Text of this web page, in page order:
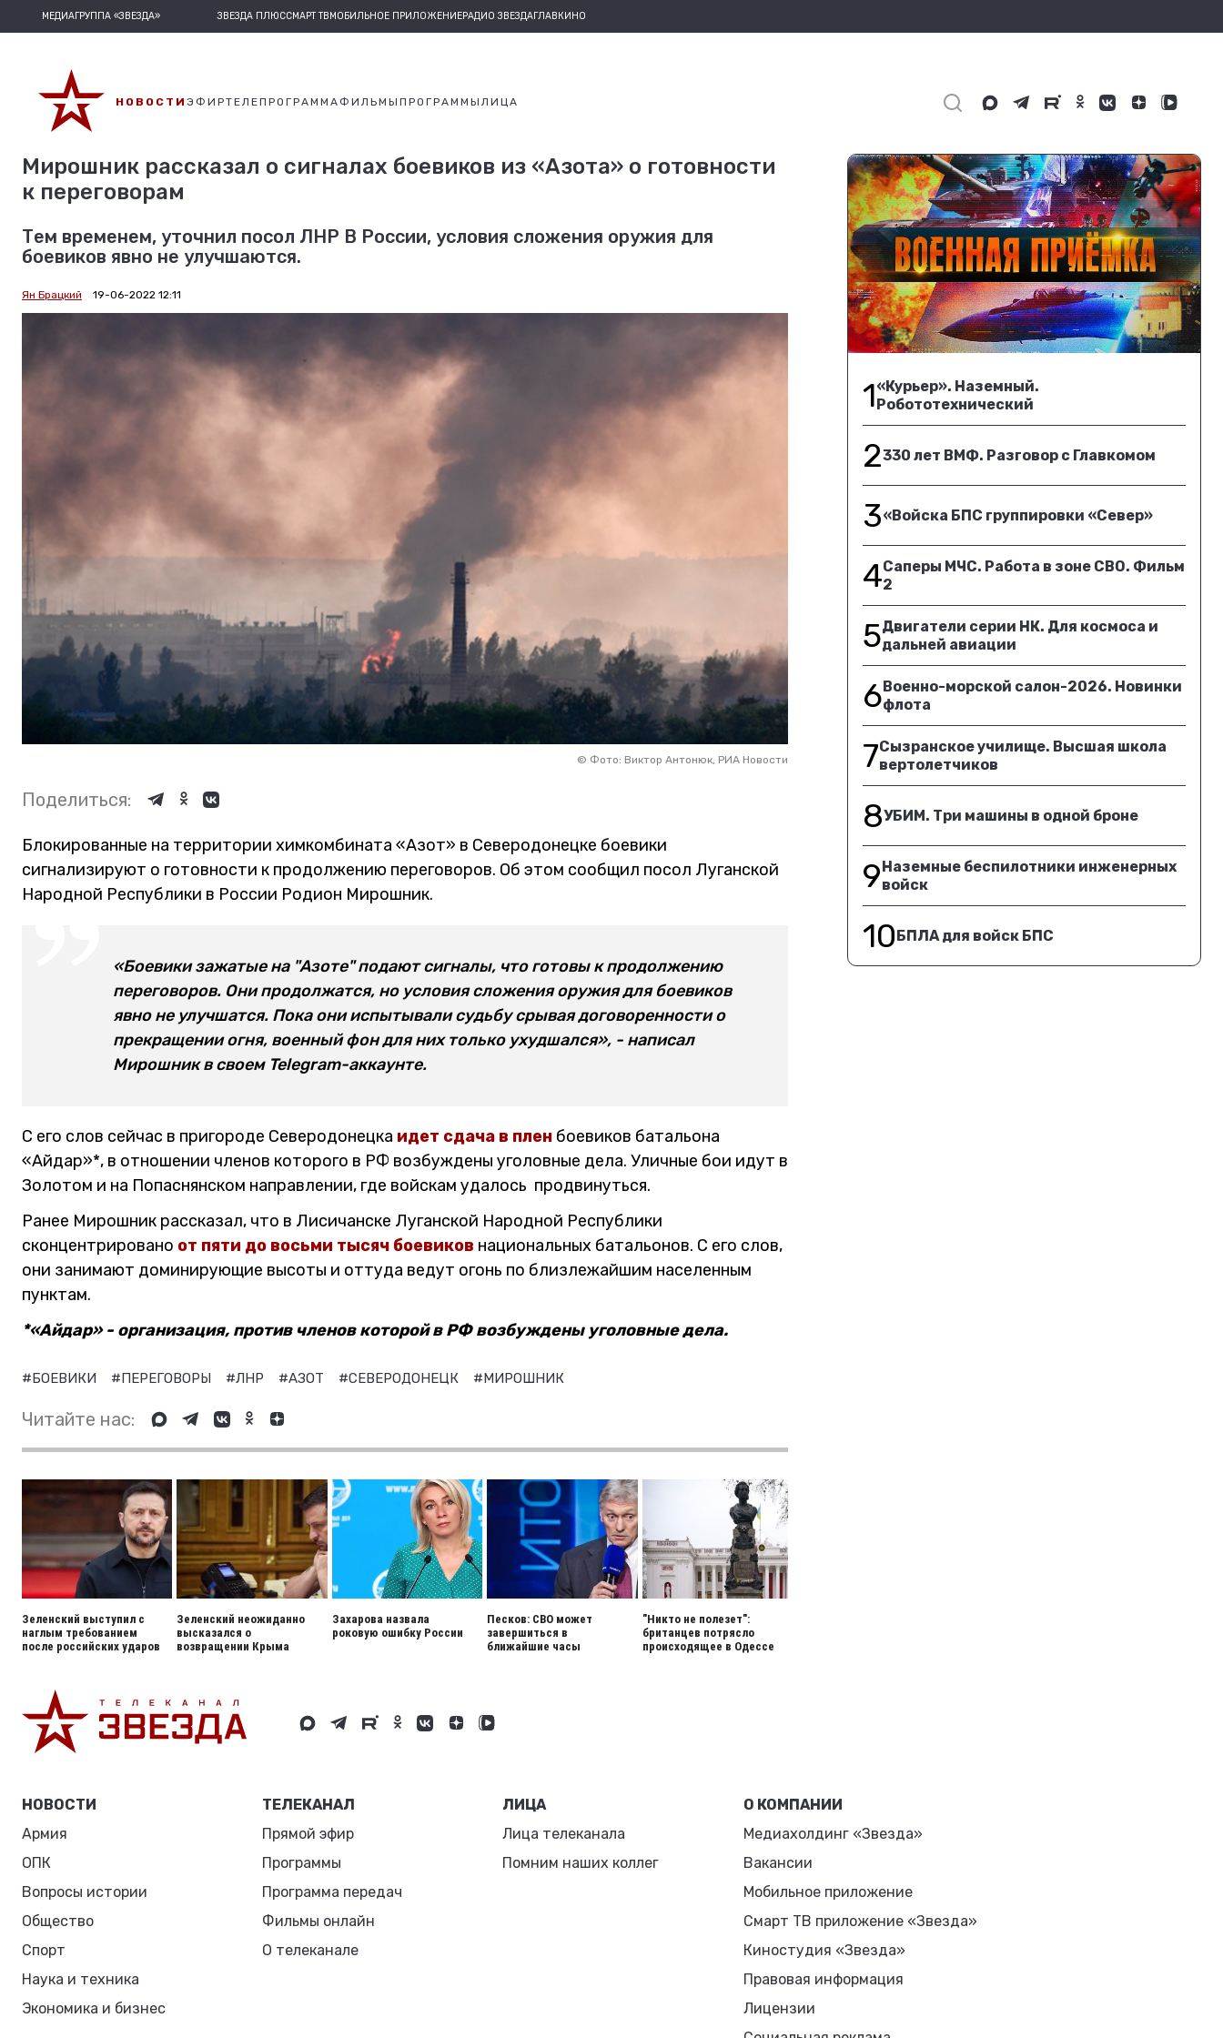
МЕДИАГРУППА «ЗВЕЗДА» ЗВЕЗДА ПЛЮССМАРТ ТВМОБИЛЬНОЕ ПРИЛОЖЕНИЕРАДИО ЗВЕЗДАГЛАВКИНО
НОВОСТИ ЭФИРТЕЛЕПРОГРАММАФИЛЬМЫ ПРОГРАММЫ ЛИЦА
Мирошник рассказал о сигналах боевиков из «Азота» о готовности
к переговорам
Тем временем, уточнил посол ЛНР В России, условия сложения оружия для
боевиков явно не улучшаются.
Ян Брацкий 19-06-2022 12:11
© Фото: Виктор Антонюк, РИА Новости
Поделиться:
Блокированные на территории химкомбината «Азот» в Северодонецке боевики
сигнализируют о готовности к продолжению переговоров. Об этом сообщил посол Луганской
Народной Республики в России Родион Мирошник.
«Боевики зажатые на "Азоте" подают сигналы, что готовы к продолжению
переговоров. Они продолжатся, но условия сложения оружия для боевиков
явно не улучшатся. Пока они испытывали судьбу срывая договоренности о
прекращении огня, военный фон для них только ухудшался», - написал
Мирошник в своем Telegram-аккаунте.
С его слов сейчас в пригороде Северодонецка идет сдача в плен боевиков батальона
«Айдар»*, в отношении членов которого в РФ возбуждены уголовные дела. Уличные бои идут в
Золотом и на Попаснянском направлении, где войскам удалось продвинуться.
Ранее Мирошник рассказал, что в Лисичанске Луганской Народной Республики
сконцентрировано от пяти до восьми тысяч боевиков национальных батальонов. С его слов,
они занимают доминирующие высоты и оттуда ведут огонь по близлежайшим населенным
пунктам.
*«Айдар» - организация, против членов которой в РФ возбуждены уголовные дела.
#БОЕВИКИ #ПЕРЕГОВОРЫ #ЛНР #АЗОТ #СЕВЕРОДОНЕЦК #МИРОШНИК
Читайте нас:
Зеленский выступил с
наглым требованием
после российских ударов
Зеленский неожиданно
высказался о
возвращении Крыма
Захарова назвала
роковую ошибку России
Песков: СВО может
завершиться в
ближайшие часы
"Никто не полезет":
британцев потрясло
происходящее в Одессе
1«Курьер». Наземный.
Робототехнический
2330 лет ВМФ. Разговор с Главкомом
3«Войска БПС группировки «Север»
4Саперы МЧС. Работа в зоне СВО. Фильм
2
5Двигатели серии НК. Для космоса и
дальней авиации
6Военно-морской салон-2026. Новинки
флота
7Сызранское училище. Высшая школа
вертолетчиков
8УБИМ. Три машины в одной броне
9Наземные беспилотники инженерных
войск
10БПЛА для войск БПС
НОВОСТИ
Армия
ОПК
Вопросы истории
Общество
Спорт
Наука и техника
Экономика и бизнес
ТЕЛЕКАНАЛ
Прямой эфир
Программы
Программа передач
Фильмы онлайн
О телеканале
ЛИЦА
Лица телеканала
Помним наших коллег
О КОМПАНИИ
Медиахолдинг «Звезда»
Вакансии
Мобильное приложение
Смарт ТВ приложение «Звезда»
Киностудия «Звезда»
Правовая информация
Лицензии